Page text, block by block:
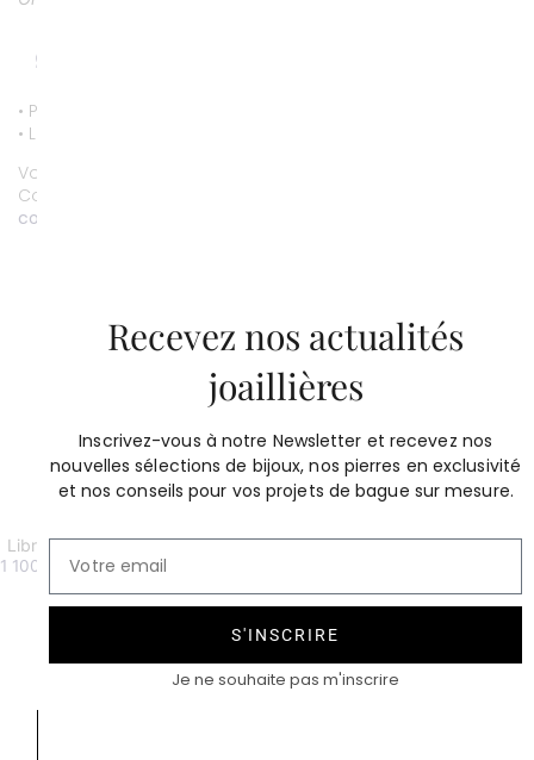
• Paiement par CB entièrement sécurisé.
• Livraison gratuite.
Vous souhaitez personnaliser ce bijou ?
Contactez-nous au
contact@compagniedesgemmes.com
Libra Boucles d’oreilles diamants
1 100
Libra Boucles d’oreilles diamants
Recevez nos actualités
joaillières
Inscrivez-vous à notre Newsletter et recevez nos
nouvelles sélections de bijoux, nos pierres en exclusivité
et nos conseils pour vos projets de bague sur mesure.
S'INSCRIRE
Je ne souhaite pas m'inscrire